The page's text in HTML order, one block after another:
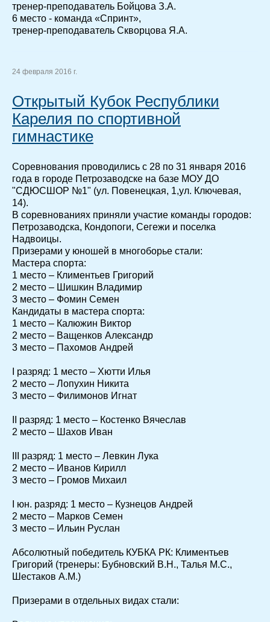
тренер-преподаватель Бойцова З.А.
6 место - команда «Спринт»,
тренер-преподаватель Скворцова Я.А.
24 февраля 2016 г.
Открытый Кубок Республики
Карелия по спортивной
гимнастике
Соревнования проводились с 28 по 31 января 2016
года в городе Петрозаводске на базе МОУ ДО
"СДЮСШОР №1" (ул. Повенецкая, 1,ул. Ключевая,
14).
В соревнованиях приняли участие команды городов:
Петрозаводска, Кондопоги, Сегежи и поселка
Надвоицы.
Призерами у юношей в многоборье стали:
Мастера спорта:
1 место – Климентьев Григорий
2 место – Шишкин Владимир
3 место – Фомин Семен
Кандидаты в мастера спорта:
1 место – Калюжин Виктор
2 место – Ващенков Александр
3 место – Пахомов Андрей
I разряд: 1 место – Хютти Илья
2 место – Лопухин Никита
3 место – Филимонов Игнат
II разряд: 1 место – Костенко Вячеслав
2 место – Шахов Иван
III разряд: 1 место – Левкин Лука
2 место – Иванов Кирилл
3 место – Громов Михаил
I юн. разряд: 1 место – Кузнецов Андрей
2 место – Марков Семен
3 место – Ильин Руслан
Абсолютный победитель КУБКА РК: Климентьев
Григорий (тренеры: Бубновский В.Н., Талья М.С.,
Шестаков А.М.)
Призерами в отдельных видах стали: